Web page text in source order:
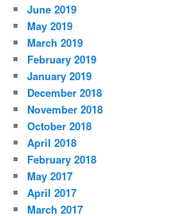
June 2019
May 2019
March 2019
February 2019
January 2019
December 2018
November 2018
October 2018
April 2018
February 2018
May 2017
April 2017
March 2017